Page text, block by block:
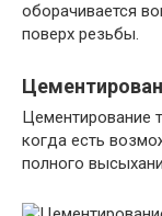
оборачивается
поверх резьбы.
Цементирование
когда есть
полного